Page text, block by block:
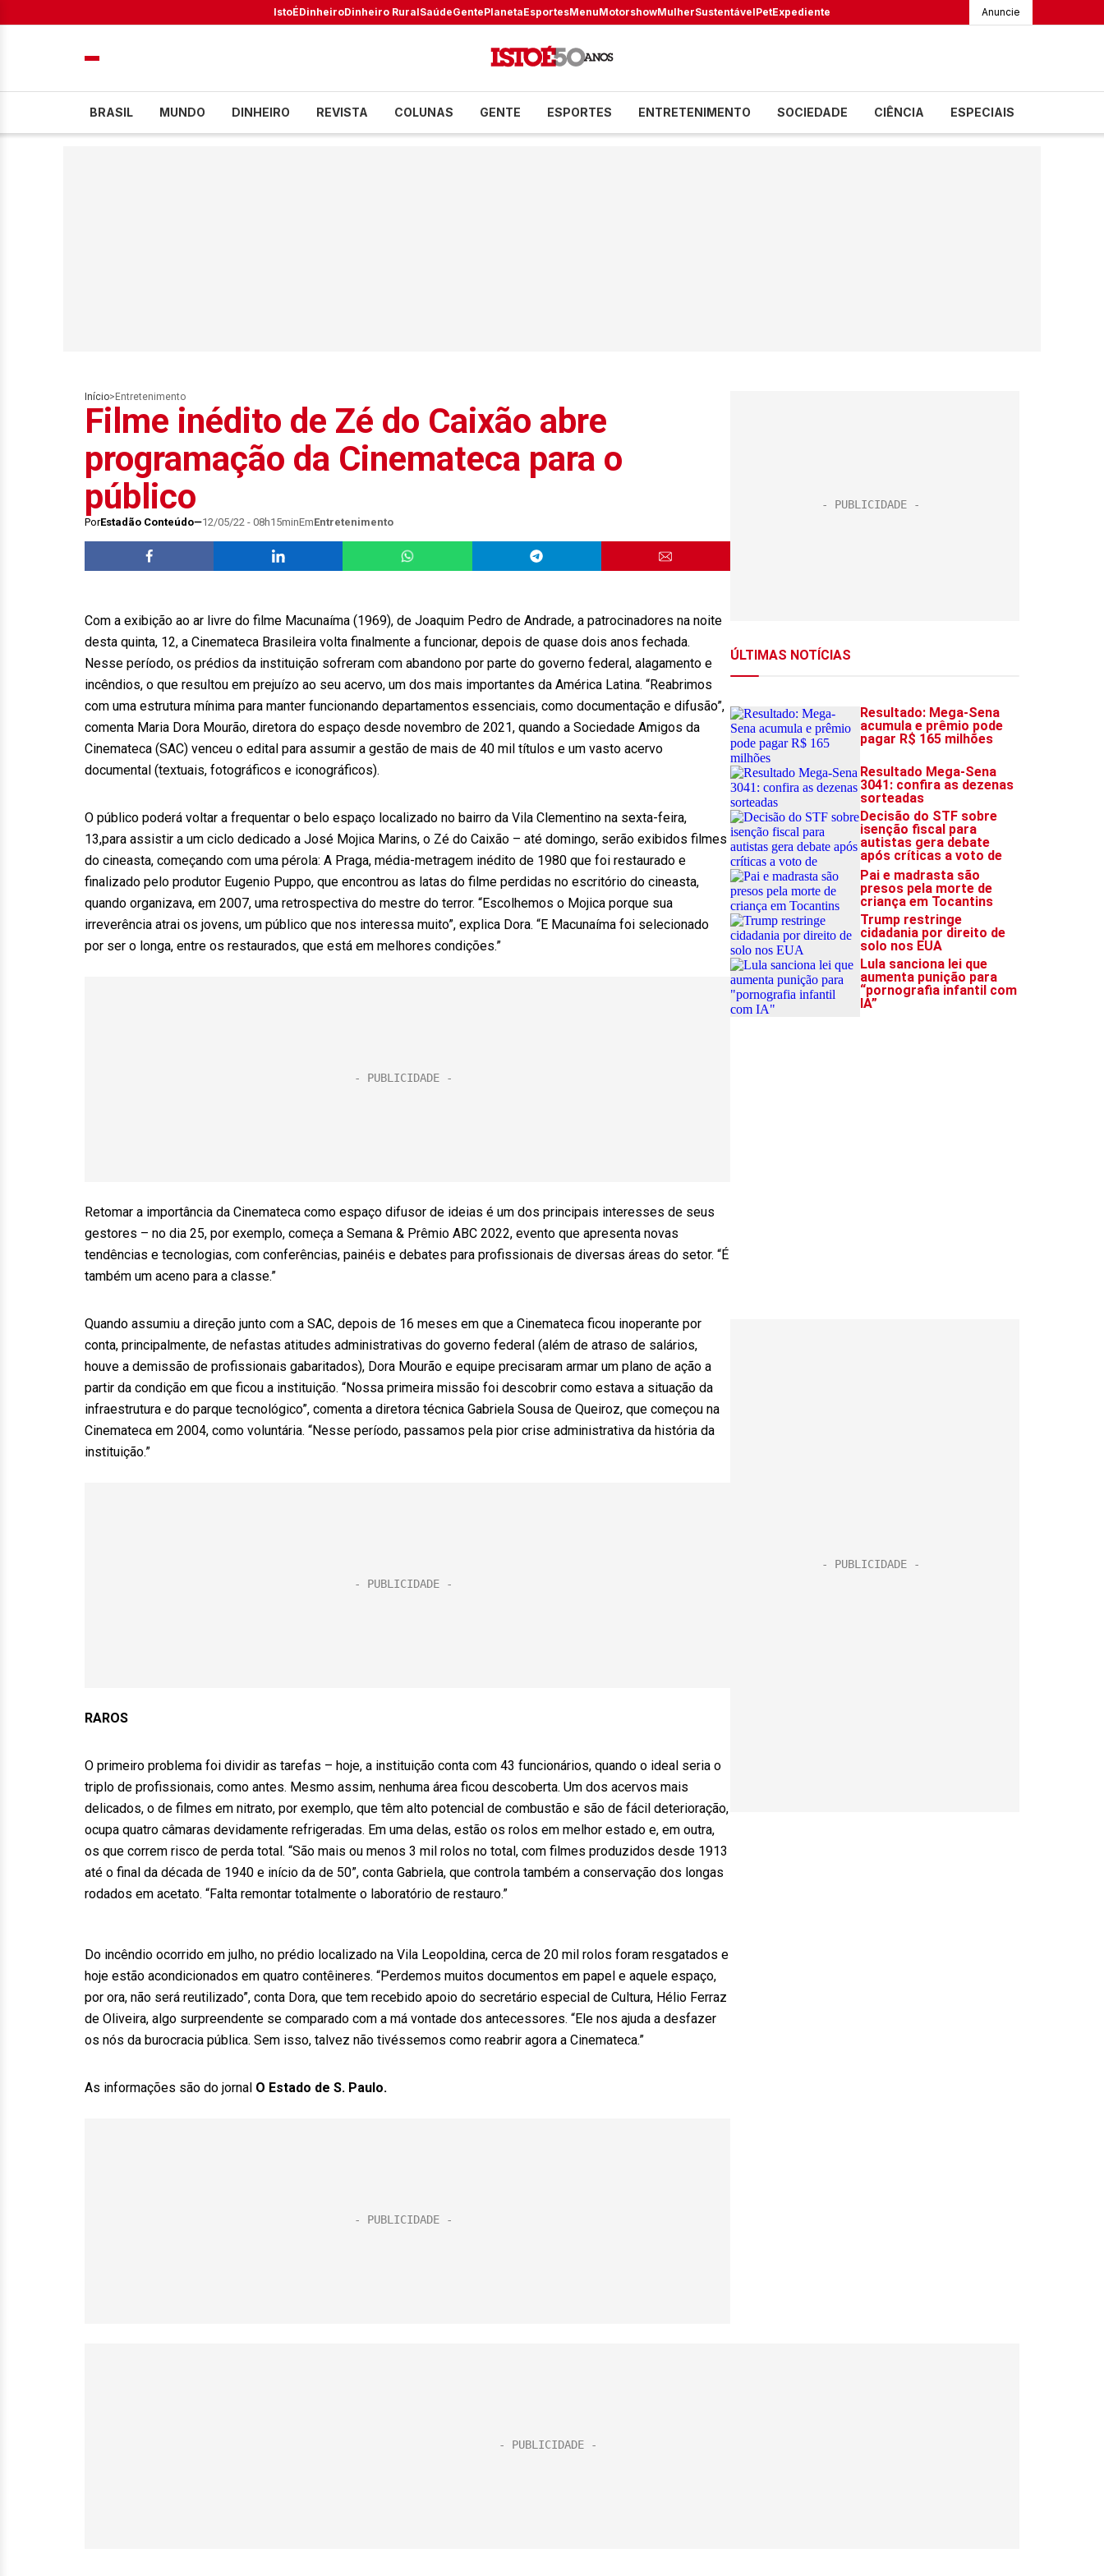
IstoÉDinheiroDinheiro RuralSaúdeGentePlanetaEsportesMenuMotorshowMulherSustentávelPetExpediente Anuncie
BRASIL MUNDO DINHEIRO REVISTA COLUNAS GENTE ESPORTES ENTRETENIMENTO SOCIEDADE CIÊNCIA ESPECIAIS
Início> Entretenimento
Filme inédito de Zé do Caixão abre
programação da Cinemateca para o
público
PorEstadão Conteúdo 12/05/22 - 08h15minEmEntretenimento
Com a exibição ao ar livre do filme Macunaíma (1969), de Joaquim Pedro de Andrade, a patrocinadores na noite
desta quinta, 12, a Cinemateca Brasileira volta finalmente a funcionar, depois de quase dois anos fechada.
Nesse período, os prédios da instituição sofreram com abandono por parte do governo federal, alagamento e
incêndios, o que resultou em prejuízo ao seu acervo, um dos mais importantes da América Latina. “Reabrimos
com uma estrutura mínima para manter funcionando departamentos essenciais, como documentação e difusão”,
comenta Maria Dora Mourão, diretora do espaço desde novembro de 2021, quando a Sociedade Amigos da
Cinemateca (SAC) venceu o edital para assumir a gestão de mais de 40 mil títulos e um vasto acervo
documental (textuais, fotográficos e iconográficos).
O público poderá voltar a frequentar o belo espaço localizado no bairro da Vila Clementino na sexta-feira,
13,para assistir a um ciclo dedicado a José Mojica Marins, o Zé do Caixão – até domingo, serão exibidos filmes
do cineasta, começando com uma pérola: A Praga, média-metragem inédito de 1980 que foi restaurado e
finalizado pelo produtor Eugenio Puppo, que encontrou as latas do filme perdidas no escritório do cineasta,
quando organizava, em 2007, uma retrospectiva do mestre do terror. “Escolhemos o Mojica porque sua
irreverência atrai os jovens, um público que nos interessa muito”, explica Dora. “E Macunaíma foi selecionado
por ser o longa, entre os restaurados, que está em melhores condições.”
Retomar a importância da Cinemateca como espaço difusor de ideias é um dos principais interesses de seus
gestores – no dia 25, por exemplo, começa a Semana & Prêmio ABC 2022, evento que apresenta novas
tendências e tecnologias, com conferências, painéis e debates para profissionais de diversas áreas do setor. “É
também um aceno para a classe.”
Quando assumiu a direção junto com a SAC, depois de 16 meses em que a Cinemateca ficou inoperante por
conta, principalmente, de nefastas atitudes administrativas do governo federal (além de atraso de salários,
houve a demissão de profissionais gabaritados), Dora Mourão e equipe precisaram armar um plano de ação a
partir da condição em que ficou a instituição. “Nossa primeira missão foi descobrir como estava a situação da
infraestrutura e do parque tecnológico”, comenta a diretora técnica Gabriela Sousa de Queiroz, que começou na
Cinemateca em 2004, como voluntária. “Nesse período, passamos pela pior crise administrativa da história da
instituição.”
RAROS
O primeiro problema foi dividir as tarefas – hoje, a instituição conta com 43 funcionários, quando o ideal seria o
triplo de profissionais, como antes. Mesmo assim, nenhuma área ficou descoberta. Um dos acervos mais
delicados, o de filmes em nitrato, por exemplo, que têm alto potencial de combustão e são de fácil deterioração,
ocupa quatro câmaras devidamente refrigeradas. Em uma delas, estão os rolos em melhor estado e, em outra,
os que correm risco de perda total. “São mais ou menos 3 mil rolos no total, com filmes produzidos desde 1913
até o final da década de 1940 e início da de 50”, conta Gabriela, que controla também a conservação dos longas
rodados em acetato. “Falta remontar totalmente o laboratório de restauro.”
Do incêndio ocorrido em julho, no prédio localizado na Vila Leopoldina, cerca de 20 mil rolos foram resgatados e
hoje estão acondicionados em quatro contêineres. “Perdemos muitos documentos em papel e aquele espaço,
por ora, não será reutilizado”, conta Dora, que tem recebido apoio do secretário especial de Cultura, Hélio Ferraz
de Oliveira, algo surpreendente se comparado com a má vontade dos antecessores. “Ele nos ajuda a desfazer
os nós da burocracia pública. Sem isso, talvez não tivéssemos como reabrir agora a Cinemateca.”
As informações são do jornal O Estado de S. Paulo.